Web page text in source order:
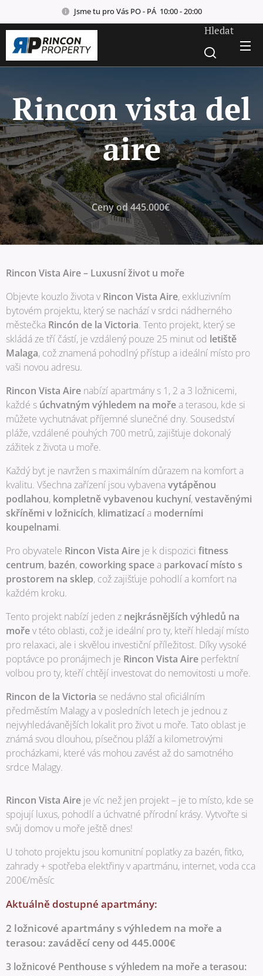
Jsme tu pro Vás PO - PÁ 10:00 - 20:00
Hledat
Rincon vista del
aire
Ceny od 445.000€
Rincon Vista Aire – Luxusní život u moře
Objevte kouzlo života v Rincon Vista Aire, exkluzivním
bytovém projektu, který se nachází v srdci nádherného
městečka Rincón de la Victoria. Tento projekt, který se
skládá ze tří částí, je vzdálený pouze 25 minut od letiště
Malaga, což znamená pohodlný přístup a ideální místo pro
vaši novou adresu.
Rincon Vista Aire nabízí apartmány s 1, 2 a 3 ložnicemi,
každé s úchvatným výhledem na mořea terasou, kde si
můžete vychutnávat příjemné slunečné dny. Sousedství
pláže, vzdálené pouhých 700 metrů, zajišťuje dokonalý
zážitek z života u moře.
Každý byt je navržen s maximálním důrazem na komfort a
kvalitu. Všechna zařízení jsou vybavena vytápěnou
podlahou, kompletně vybavenou kuchyní,vestavěnými
skříněmi v ložnicích, klimatizacía moderními
koupelnami.
Pro obyvatele Rincon Vista Aire je k dispozici fitness
centrum, bazén, coworking spacea parkovací místo s
prostorem na sklep, což zajišťuje pohodlí a komfort na
každém kroku.
Tento projekt nabízí jeden z nejkrásnějších výhledů na
mořev této oblasti, což je ideální pro ty, kteří hledají místo
pro relaxaci, ale i skvělou investiční příležitost. Díky vysoké
poptávce po pronájmech je Rincon Vista Aire perfektní
volbou pro ty, kteří chtějí investovat do nemovitosti u moře.
Rincon de la Victoria se nedávno stal oficiálním
předměstím Malagy a v posledních letech je jednou z
nejvyhledávanějších lokalit pro život u moře. Tato oblast je
známá svou dlouhou, písečnou pláží a kilometrovými
procházkami, které vás mohou zavést až do samotného
srdce Malagy.
Rincon Vista Aire je víc než jen projekt – je to místo, kde se
spojují luxus, pohodlí a úchvatné přírodní krásy. Vytvořte si
svůj domov u moře ještě dnes!
U tohoto projektu jsou komunitní poplatky za bazén, fitko,
zahrady + spotřeba elektřiny v apartmánu, internet, voda cca
200€/měsíc
Aktuálně dostupné apartmány:
2 ložnicové apartmány s výhledem na moře a
terasou: zaváděcí ceny od 445.000€
3 ložnicové Penthouse s výhledem na moře a terasou: